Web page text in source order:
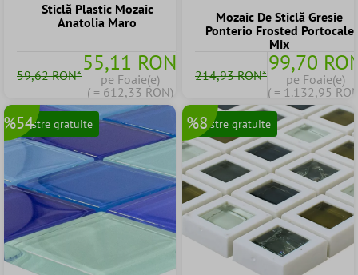
Sticlă Plastic Mozaic
Anatolia Maro
59,62 RON*55,11 RON
pe Foaie(e)
( = 612,33 RON)
Mozaic De Sticlă Gresie
Ponterio Frosted Portocale
Mix
214,93 RON*99,70
pe Foaie(e)
( = 1.132,95
Mostre gratuite
%54 Mostre gratuite
%8